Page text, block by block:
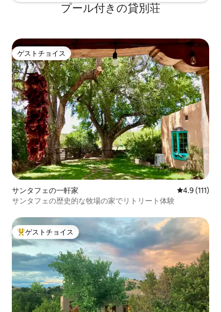
プール付きの貸別荘
ゲストチョイス
ゲストチョイス
サンタフェの一軒家 レビュー111
4.9 (111)
サンタフェの歴史的な牧場の家でリトリート体験
大好評のゲストチョイスです。
ゲストチョイス